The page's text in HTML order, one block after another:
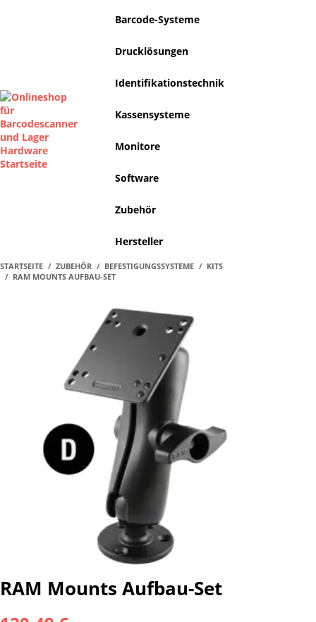
Barcode-Systeme
Drucklösungen
Identifikationstechnik
Kassensysteme
Monitore
Software
Zubehör
Hersteller
STARTSEITE ZUBEHÖR BEFESTIGUNGSSYSTEME
KITS
RAM MOUNTS AUFBAU-SET
RAM Mounts Aufbau-Set